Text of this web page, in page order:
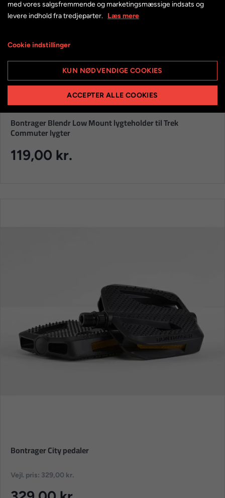
Bontrager Blendr Low Mount lygteholder til Trek
Commuter lygter
119,00 kr.
Bontrager City pedaler
Vejl. pris: 329,00 kr.
med vores salgsfremmende og marketingsmæssige indsats og
levere indhold fra tredjeparter. Læs mere
Cookie indstillinger
KUN NØDVENDIGE COOKIES
ACCEPTER ALLE COOKIES